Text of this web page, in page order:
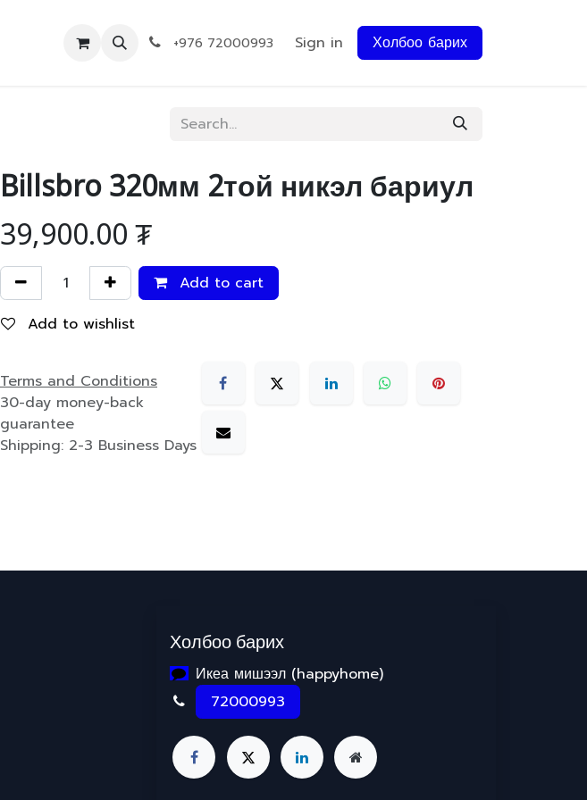
+976 72000993 Sign in Холбоо барих
Billsbro 320мм 2той никэл бариул
39,900.00₮
Add to cart
Add to wishlist
Terms and Conditions
30-day money-back
guarantee
Shipping: 2-3 Business Days
Холбоо барих
Икеа мишээл (happyhome)
72000993